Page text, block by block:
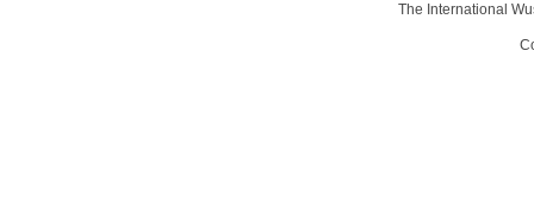
The International